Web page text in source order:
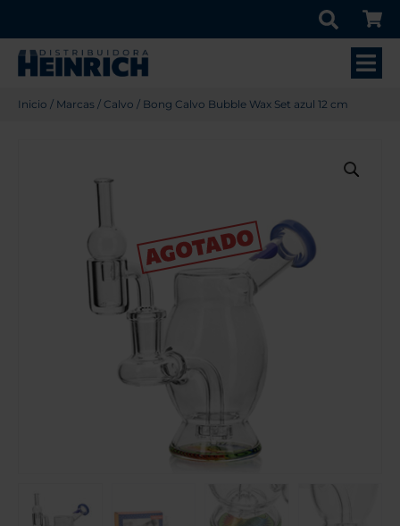
Inicio / Marcas / Calvo / Bong Calvo Bubble Wax Set azul 12 cm